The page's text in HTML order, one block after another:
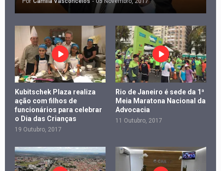
Kubitschek Plaza realiza
ação com filhos de
funcionários para celebrar
o Dia das Crianças
19 Outubro, 2017
Rio de Janeiro é sede da 1ª
Meia Maratona Nacional da
Advocacia
11 Outubro, 2017